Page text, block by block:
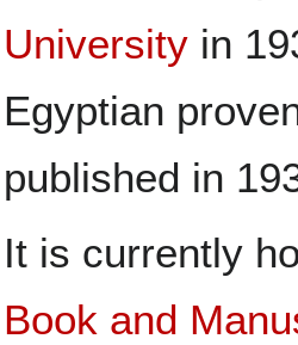
University in
Egyptian
published in
It is currently
Book and